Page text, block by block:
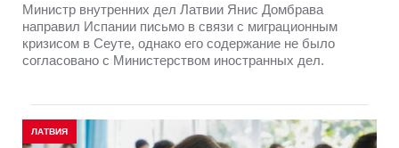
Министр внутренних дел Латвии Янис Домбрава
направил Испании письмо в связи с миграционным
кризисом в Сеуте, однако его содержание не было
согласовано с Министерством иностранных дел.
ЛАТВИЯ